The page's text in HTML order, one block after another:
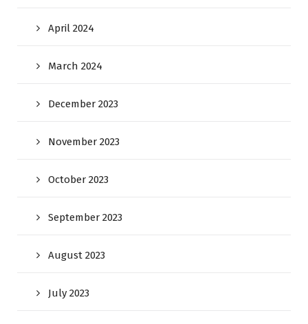
April 2024
March 2024
December 2023
November 2023
October 2023
September 2023
August 2023
July 2023